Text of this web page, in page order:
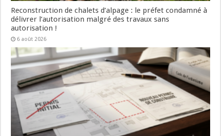
Reconstruction de chalets d’alpage : le préfet condamné à
délivrer l’autorisation malgré des travaux sans
autorisation !
6 août 2026